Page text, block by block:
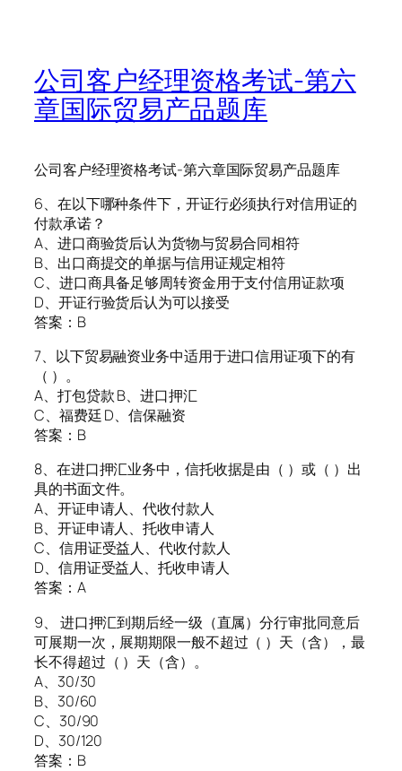
公司客户经理资格考试-第六
章国际贸易产品题库
公司客户经理资格考试-第六章国际贸易产品题库
6、在以下哪种条件下，开证行必须执行对信用证的
付款承诺？
A、进口商验货后认为货物与贸易合同相符
B、出口商提交的单据与信用证规定相符
C、进口商具备足够周转资金用于支付信用证款项
D、开证行验货后认为可以接受
答案：B
7、以下贸易融资业务中适用于进口信用证项下的有
（ ）。
A、打包贷款 B、进口押汇
C、福费廷 D、信保融资
答案：B
8、在进口押汇业务中，信托收据是由（ ）或（ ）出
具的书面文件。
A、开证申请人、代收付款人
B、开证申请人、托收申请人
C、信用证受益人、代收付款人
D、信用证受益人、托收申请人
答案：A
9、 进口押汇到期后经一级（直属）分行审批同意后
可展期一次，展期期限一般不超过（ ）天（含），最
长不得超过（ ）天（含）。
A、30/30
B、30/60
C、30/90
D、30/120
答案：B